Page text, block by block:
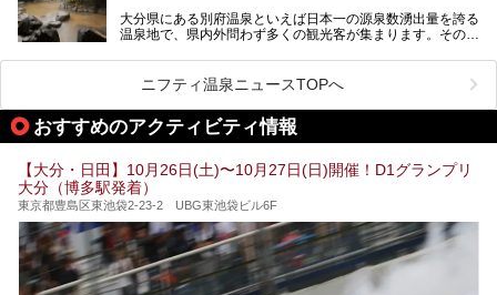
別府温泉は共同湯も多く、家庭やマンションにも温泉を引い
ている所もあります。
あるんです。
これを読んで別府温泉巡りの参考になればと思います。
大分県にある別府温泉といえば日本一の源泉数湧出量を誇る
温泉地で、県内外問わず多くの観光客が集まります。その別
八湯温泉道とは別府八湯を巡る体験型イベントで、施設を回
って88ヶ所のスタンプを集めて温泉名人の認定を目指すと
いうものです。
別府には朝早くから夜遅くまでやっている地元に根付いた銭
湯や、日帰りのみの大きな施設など様々な形態の温泉があり
人を目指してみてはいかがでしょうか？
ニフティ温泉ニュースTOPへ
おすすめのアクティビティ情報
【大分・日田】10月26日(土)〜10月27日(日)開催！D1グランプリ
大分（博多駅発着）
東京都豊島区東池袋2-23-2 UBG東池袋ビル6F